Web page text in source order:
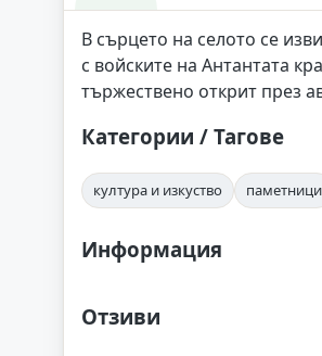
В сърцето на селото се
с войските на Антантата
тържествено открит през
Категории / Тагове
култура и изкуство паметници
Информация
Отзиви